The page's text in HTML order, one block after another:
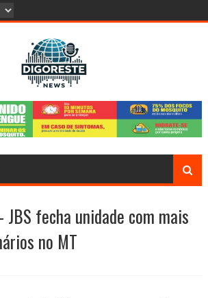
- JBS fecha unidade com mais
no MT